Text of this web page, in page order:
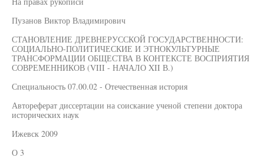
Пузанов Виктор Владимирович
СТАНОВЛЕНИЕ ДРЕВНЕРУССКОЙ ГОСУДАРСТВЕННОСТИ:
СОЦИАЛЬНО-ПОЛИТИЧЕСКИЕ И ЭТНОКУЛЬТУРНЫЕ
ТРАНСФОРМАЦИИ ОБЩЕСТВА В КОНТЕКСТЕ ВОСПРИЯТИЯ
СОВРЕМЕННИКОВ (VIII - НАЧАЛО XII В.)
Специальность 07.00.02 - Отечественная история
Автореферат диссертации на соискание ученой степени доктора
исторических наук
Ижевск 2009
О 3